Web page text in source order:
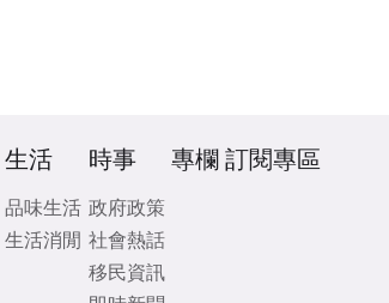
生活
品味生活
生活消閒
時事
政府政策
社會熱話
移民資訊
專欄 訂閱專區